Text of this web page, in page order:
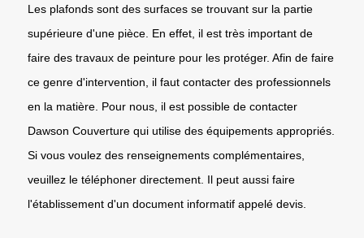
Les plafonds sont des surfaces se trouvant sur la partie
supérieure d'une pièce. En effet, il est très important de
faire des travaux de peinture pour les protéger. Afin de faire
ce genre d'intervention, il faut contacter des professionnels
en la matière. Pour nous, il est possible de contacter
Dawson Couverture qui utilise des équipements appropriés.
Si vous voulez des renseignements complémentaires,
veuillez le téléphoner directement. Il peut aussi faire
l'établissement d'un document informatif appelé devis.